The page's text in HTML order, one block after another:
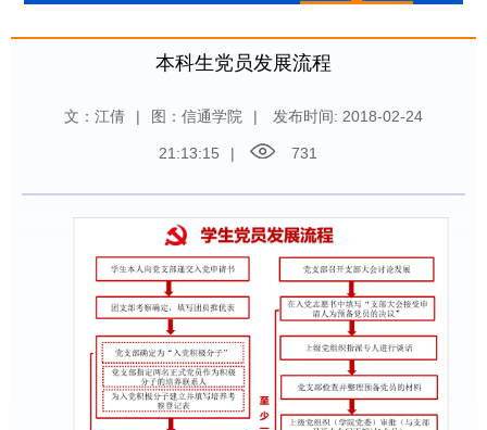
本科生党员发展流程
文：江倩 | 图：信通学院 | 发布时间: 2018-02-24
21:13:15 | 731